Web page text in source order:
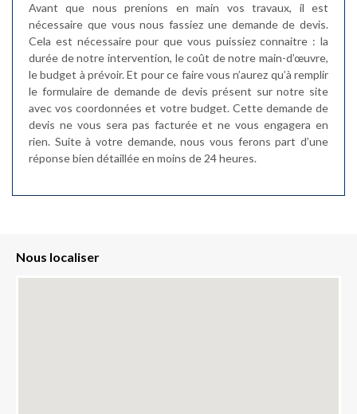
Avant que nous prenions en main vos travaux, il est
nécessaire que vous nous fassiez une demande de devis.
Cela est nécessaire pour que vous puissiez connaitre : la
durée de notre intervention, le coût de notre main-d’œuvre,
le budget à prévoir. Et pour ce faire vous n’aurez qu’à remplir
le formulaire de demande de devis présent sur notre site
avec vos coordonnées et votre budget. Cette demande de
devis ne vous sera pas facturée et ne vous engagera en
rien. Suite à votre demande, nous vous ferons part d’une
réponse bien détaillée en moins de 24 heures.
Nous localiser